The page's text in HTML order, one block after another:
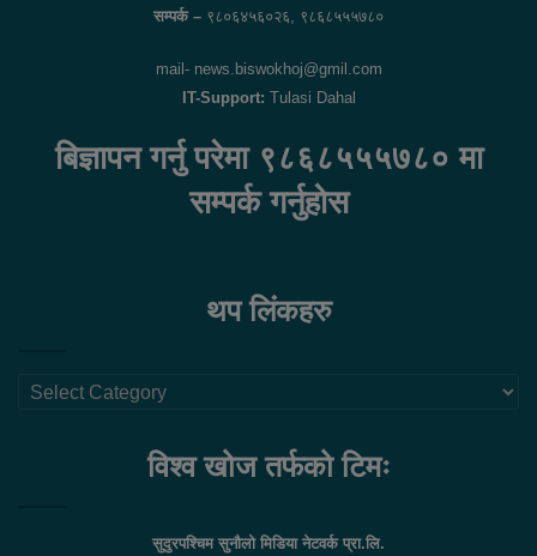
सम्पर्क – ९८०६४५६०२६, ९८६८५५५७८०
mail- news.biswokhoj@gmil.com
IT-Support: Tulasi Dahal
बिज्ञापन गर्नु परेमा ९८६८५५५७८० मा
सम्पर्क गर्नुहोस
थप लिंकहरु
थप
विश्व खोज तर्फको टिमः
सुदुरपश्चिम सुनौलो मिडिया नेटवर्क प्रा.लि.